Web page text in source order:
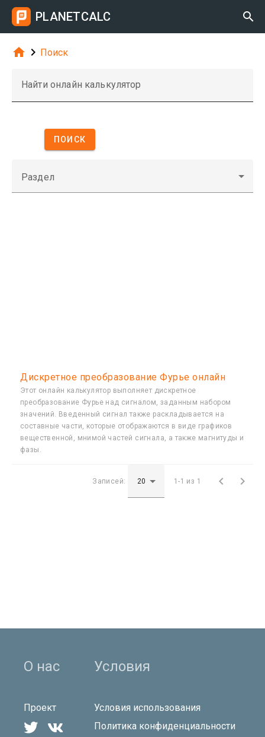
PLANETCALC 
  Поиск
Найти онлайн калькулятор
ПОИСК
Раздел
Дискретное преобразование Фурье онлайн
Этот онлайн калькулятор выполняет дискретное
преобразование Фурье над сигналом, заданным набором
значений. Введенный сигнал также раскладывается на
составные части, которые отображаются в виде графиков
вещественной, мнимой частей сигнала, а также магнитуды и
фазы.
Записей: 1-1 из 1  
О нас
Проект
 
Условия
Условия использования
Политика конфиденциальности